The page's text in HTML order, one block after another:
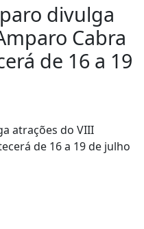
divulga
Cabra
de 16 a 19